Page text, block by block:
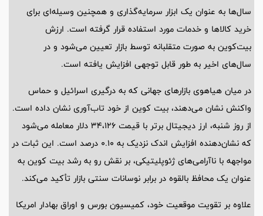
سال‌ها به عنوان یک ابزار سرمایه‌گذاری و همچنین وسیله‌ای برای
خرید کالاها و خدمات مورد استفاده قرار گرفته است. ارزش
بیت‌کوین به صورت متقلبانه توسط بازار تعیین می‌شود و در
سال‌های اخیر به طور قابل توجهی افزایش یافته است.
در میان هیاهوی بازارهای جهانی که به درگیری اسرائیل و حماس
واکنش نشان می‌دهند، بیت کوین از خود تاب‌آوری نشان داده است.
از روز شنبه، ارز دیجیتال برتر با قیمت ۳۴،۱۲۶ دلار معامله می‌شود
که نشان‌دهنده افزایش اندک نزدیک به ۰.۱۰ درصد است. این ثبات در
مواجهه با ناآرامی‌های ژئوپلیتیکی، بر نقش رو به رشد بیت کوین به
عنوان یک محافظ بالقوه در برابر نوسانات سنتی بازار تأکید می‌کند.
علاوه بر تقویت موقعیت خود، کمیسیون بورس و اوراق بهادار امریکا